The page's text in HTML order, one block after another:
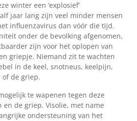
winter een ‘explosief’
jaar lang zijn veel minder mensen
influenzavirus dan vóór die tijd.
onder de bevolking afgenomen,
zijn voor het oplopen van
griepje. Niemand zit te wachten
in de keel, snotneus, keelpijn,
of de griep.
te wapenen tegen deze
en de griep. Visolie, met name
ondersteuning van het